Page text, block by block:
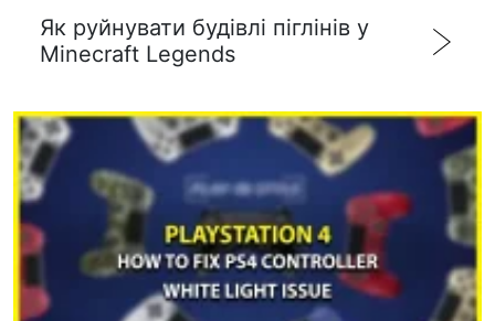
Як руйнувати будівлі піглінів у
Minecraft Legends